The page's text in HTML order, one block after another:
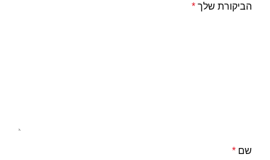
הביקורת שלך *
שם *